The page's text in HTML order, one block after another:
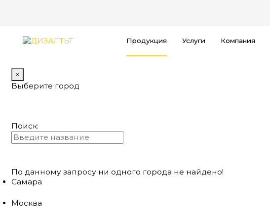
Продукция Услуги Компания
×
Выберите город
Поиск:
По данному запросу ни одного города не найдено!
Самара
Москва